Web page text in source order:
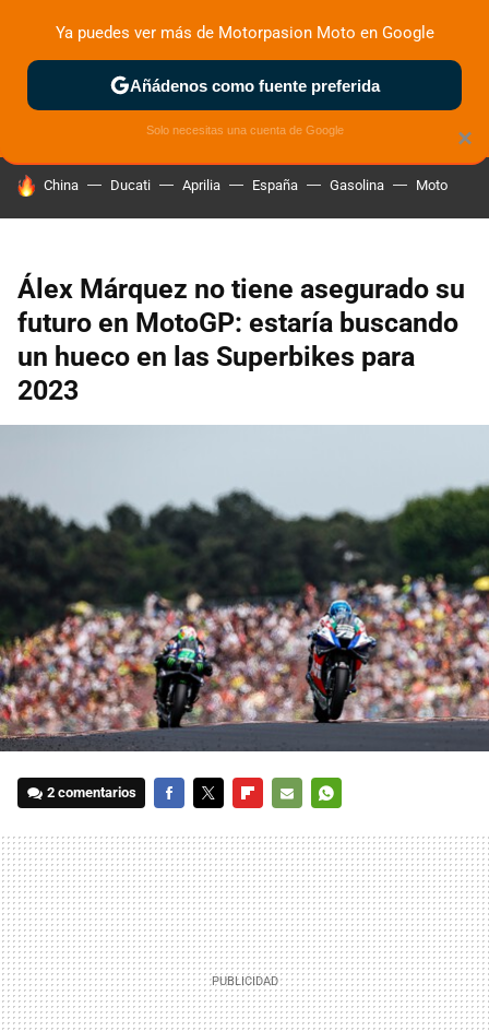
ZONA DE PRUEBAS DEPORTIVAS MOTOS ELÉCTRICAS
HOY SE HABLA DE
China Ducati Aprilia España Gasolina Moto
Álex Márquez no tiene asegurado su
futuro en MotoGP: estaría buscando
un hueco en las Superbikes para
2023
2 comentarios
MAIL
×
Ya puedes ver más de Motorpasion Moto en Google
Añádenos como fuente preferida
Solo necesitas una cuenta de Google